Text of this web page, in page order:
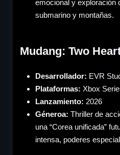
emocional y exploración
submarino y montañas.
Mudang: Two
Desarrollador: EVR
Plataformas: Xbox
Lanzamiento: 2026
Géneroa: Thriller de
una “Corea unificada”
intensa, poderes